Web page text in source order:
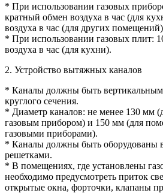
* При использовании газовых
кратный обмен воздуха в час (для
воздуха в час (для других
* При использовании газовых плит:
воздуха в час (для кухни).
2. Устройство вытяжных каналов
* Каналы должны быть
круглого сечения.
* Диаметр каналов: не менее 130 мм
газовым прибором) и 150 мм (для
газовыми приборами).
* Каналы должны быть оборудованы
решетками.
* В помещениях, где установлены
необходимо предусмотреть приток
открытые окна, форточки, клапаны